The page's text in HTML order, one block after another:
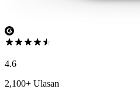
4.6
2,100+ Ulasan